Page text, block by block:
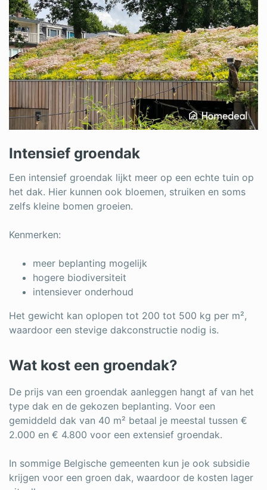
Intensief groendak
Een intensief groendak lijkt meer op een echte tuin op
het dak. Hier kunnen ook bloemen, struiken en soms
zelfs kleine bomen groeien.
Kenmerken:
meer beplanting mogelijk
hogere biodiversiteit
intensiever onderhoud
Het gewicht kan oplopen tot 200 tot 500 kg per m²,
waardoor een stevige dakconstructie nodig is.
Wat kost een groendak?
De prijs van een groendak aanleggen hangt af van het
type dak en de gekozen beplanting. Voor een
gemiddeld dak van 40 m² betaal je meestal tussen €
2.000 en € 4.800 voor een extensief groendak.
In sommige Belgische gemeenten kun je ook subsidie
krijgen voor een groen dak, waardoor de kosten lager